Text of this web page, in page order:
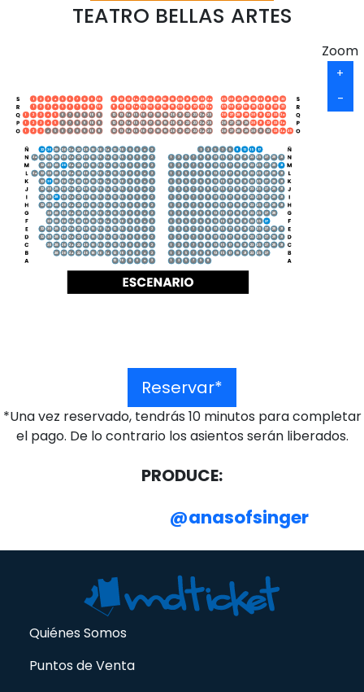
TEATRO BELLAS ARTES
1 2 3 4 5 6 7 8 9 10 11 12 13 14 15 16 17 18 19 20 21 22 23 24 25 26 27 28 29 30 31 32 33
1 2 3 4 5 6 7 8 9 10 11 12 13 14 15 16 17 18 19 20 21 22 23 24 25 26 27 28 29 30 31 32
33
1
2 3 4 5 6 7 8 9 10 11 12 13 14 15 16 17 18 19 20 21 22 23 24 25 26 27 28 29 30 31 32 33
34
1
2 3 4 5 6 7 8 9 10 11 12 13 14 15 16 17 18 19 20 21 22 23 24 25 26 27 28 29 30 31 32 33 34
1 2 3 4 5 6 7 8 9 10 11 12 13 14 15 16 17 18 19 20 21 22 23 24 25 26 27 28 29 30 31 32 33 34 35
17
15
13
11
9
7
5
3
1
31
29
27
25
23
21
19
17
15
13
11
9
7
5
3
1
31
29
27
25
23
21
19
17
15
13
11
9
7
5
3
1
31
29
27
25
23
21
19
17
15
13
11
9
7
5
3
1
31
29
27
25
23
21
19
17
15
13
11
9
7
5
3
1
31
29
27
25
23
21
19
17
15
13
9
7
5
3
31
29
27
25
23
21
19
17
15
13
11
9
7
5
3
1
31
29
27
25
23
21
19
17
15
13
11
9
7
5
3
1
29
27
25
23
21
19
17
15
13
11
9
7
5
3
1
27
25
23
21
19
17
15
13
11
9
7
5
3
1
31
29
27
25
23
21
19
17
15
13
11
9
7
5
3
1
31
29
27
25
23
21
19
17
15
13
11
9
7
5
3
1
31
29
27
25
23
21
19
17
15
13
11
9
7
5
3
1
27
25
23
21
19
17
15
13
11
9
7
5
3
1
11
9
7
5
3
1
2
4
6
8
10
12
14
16
18
20
22
24
26
28
30
32
2
4
6
8
10
12
14
16
18
20
22
24
26
28
30
32
34
2
4
6
8
10
12
14
16
18
20
22
24
26
28
30
32
2
4
6
8
10
12
14
16
18
20
22
24
26
28
30
32
34
2
4
6
8
10
12
14
16
18
20
22
24
26
28
30
32
2
4
6
10
12
14
16
18
20
22
24
26
28
30
32
2
4
6
8
10
12
14
16
18
20
22
24
26
28
30
32
2
4
6
8
10
12
14
16
18
20
22
24
26
28
30
32
2
4
6
8
10
12
14
16
18
20
22
24
26
28
30
2
4
6
8
10
12
14
16
18
20
22
24
26
28
30
2
4
6
8
10
12
14
16
18
20
22
24
26
28
30
32
2
4
6
8
10
12
14
16
18
20
22
24
26
28
30
32
2
4
6
8
10
12
14
16
18
20
22
24
26
28
30
2
4
6
8
10
12
14
16
18
20
22
24
26
28
2
4
6
8
10
12
Zoom
+
-
Reservar*
*Una vez reservado, tendrás 10 minutos para completar
el pago. De lo contrario los asientos serán liberados.
PRODUCE:
@anasofsinger
Quiénes Somos
Puntos de Venta